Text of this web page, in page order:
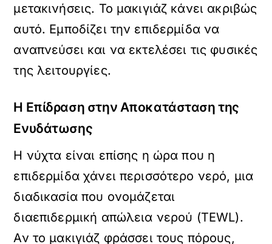
μετακινήσεις. Το μακιγιάζ κάνει ακριβώς
αυτό. Εμποδίζει την επιδερμίδα να
αναπνεύσει και να εκτελέσει τις φυσικές
της λειτουργίες.
Η Επίδραση στην Αποκατάσταση της
Ενυδάτωσης
Η νύχτα είναι επίσης η ώρα που η
επιδερμίδα χάνει περισσότερο νερό, μια
διαδικασία που ονομάζεται
διαεπιδερμική απώλεια νερού (TEWL).
Αν το μακιγιάζ φράσσει τους πόρους,